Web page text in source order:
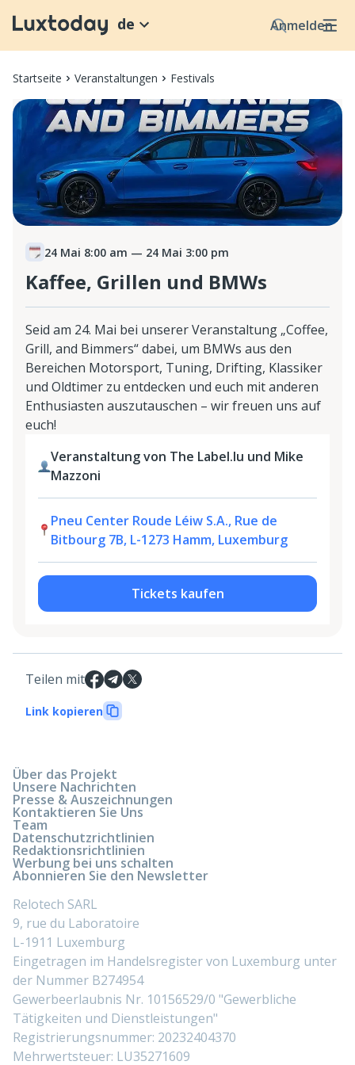
Anmelden
de
Startseite Veranstaltungen Festivals
24 Mai 8:00 am — 24 Mai 3:00 pm
Kaffee, Grillen und BMWs
Seid am 24. Mai bei unserer Veranstaltung „Coffee,
Grill, and Bimmers“ dabei, um BMWs aus den
Bereichen Motorsport, Tuning, Drifting, Klassiker
und Oldtimer zu entdecken und euch mit anderen
Enthusiasten auszutauschen – wir freuen uns auf
euch!
Veranstaltung von The Label.lu und Mike
Mazzoni
Pneu Center Roude Léiw S.A., Rue de
Bitbourg 7B, L-1273 Hamm, Luxemburg
Tickets kaufen
Teilen mit
Link kopieren
Über das Projekt
Unsere Nachrichten
Presse & Auszeichnungen
Kontaktieren Sie Uns
Team
Datenschutzrichtlinien
Redaktionsrichtlinien
Werbung bei uns schalten
Abonnieren Sie den Newsletter
Relotech SARL
9, rue du Laboratoire
L-1911 Luxemburg
Eingetragen im Handelsregister von Luxemburg unter
der Nummer B274954
Gewerbeerlaubnis Nr. 10156529/0 "Gewerbliche
Tätigkeiten und Dienstleistungen"
Registrierungsnummer: 20232404370
Mehrwertsteuer: LU35271609